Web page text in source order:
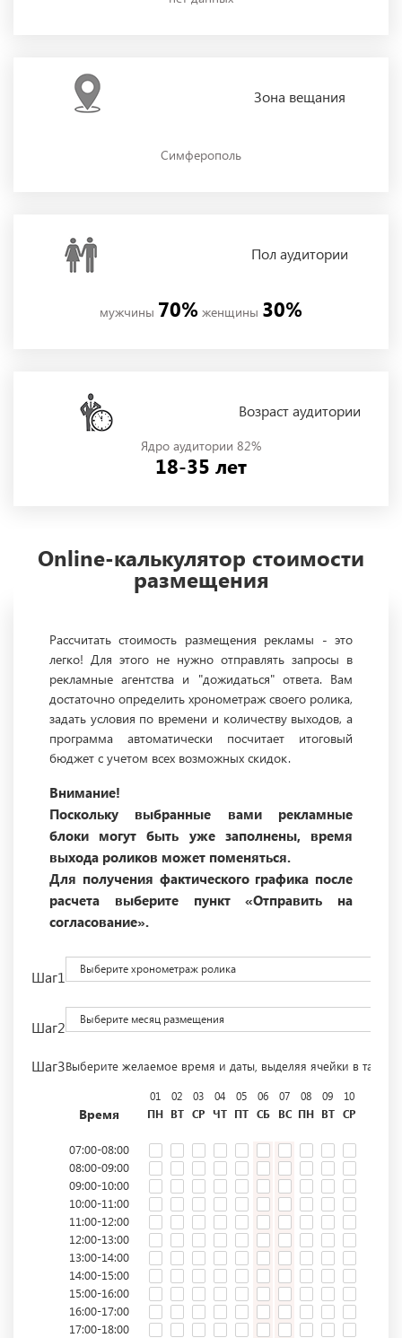
Зона вещания
Симферополь
Полаудитории
мужчины 70% женщины 30%
Возраст аудитории
Ядро аудитории 82%
18-35 лет
Online-калькулятор стоимости
размещения
Рассчитать стоимость размещения рекламы - это
легко! Для этого не нужно отправлять запросы в
рекламные агентства и "дожидаться" ответа. Вам
достаточно определить хронометраж своего ролика,
задать условия по времени и количеству выходов, а
программа автоматически посчитает итоговый
бюджет с учетом всех возможных скидок.
Внимание!
Поскольку выбранные вами рекламные
блоки могут быть уже заполнены, время
выхода роликов может поменяться.
Для получения фактического графика после
расчета выберите пункт «Отправить на
согласование».
Шаг1 Выберите хронометраж ролика
Шаг2 Выберите месяц размещения
Шаг3Выберите желаемое время и даты, выделяя ячейки в
Время
01
ПН
02
ВТ
03
СР
04
ЧТ
05
ПТ
06
СБ
07
ВС
08
ПН
09
ВТ
10
СР
07:00-08:00
08:00-09:00
09:00-10:00
10:00-11:00
11:00-12:00
12:00-13:00
13:00-14:00
14:00-15:00
15:00-16:00
16:00-17:00
17:00-18:00